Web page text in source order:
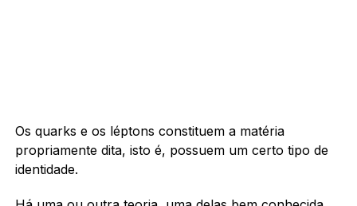
Os quarks e os léptons constituem a matéria
propriamente dita, isto é, possuem um certo tipo de
identidade.